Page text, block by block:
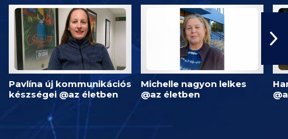
Pavlína új kommunikációs
készségei @az életben
Michelle nagyon lelkes
@az életben